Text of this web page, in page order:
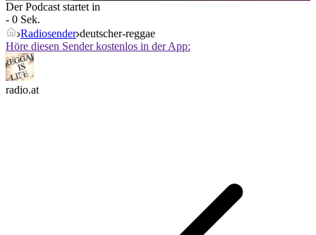
Der Podcast startet in
- 0 Sek.
Radiosender deutscher-reggae
Höre diesen Sender kostenlos in der App:
radio.at